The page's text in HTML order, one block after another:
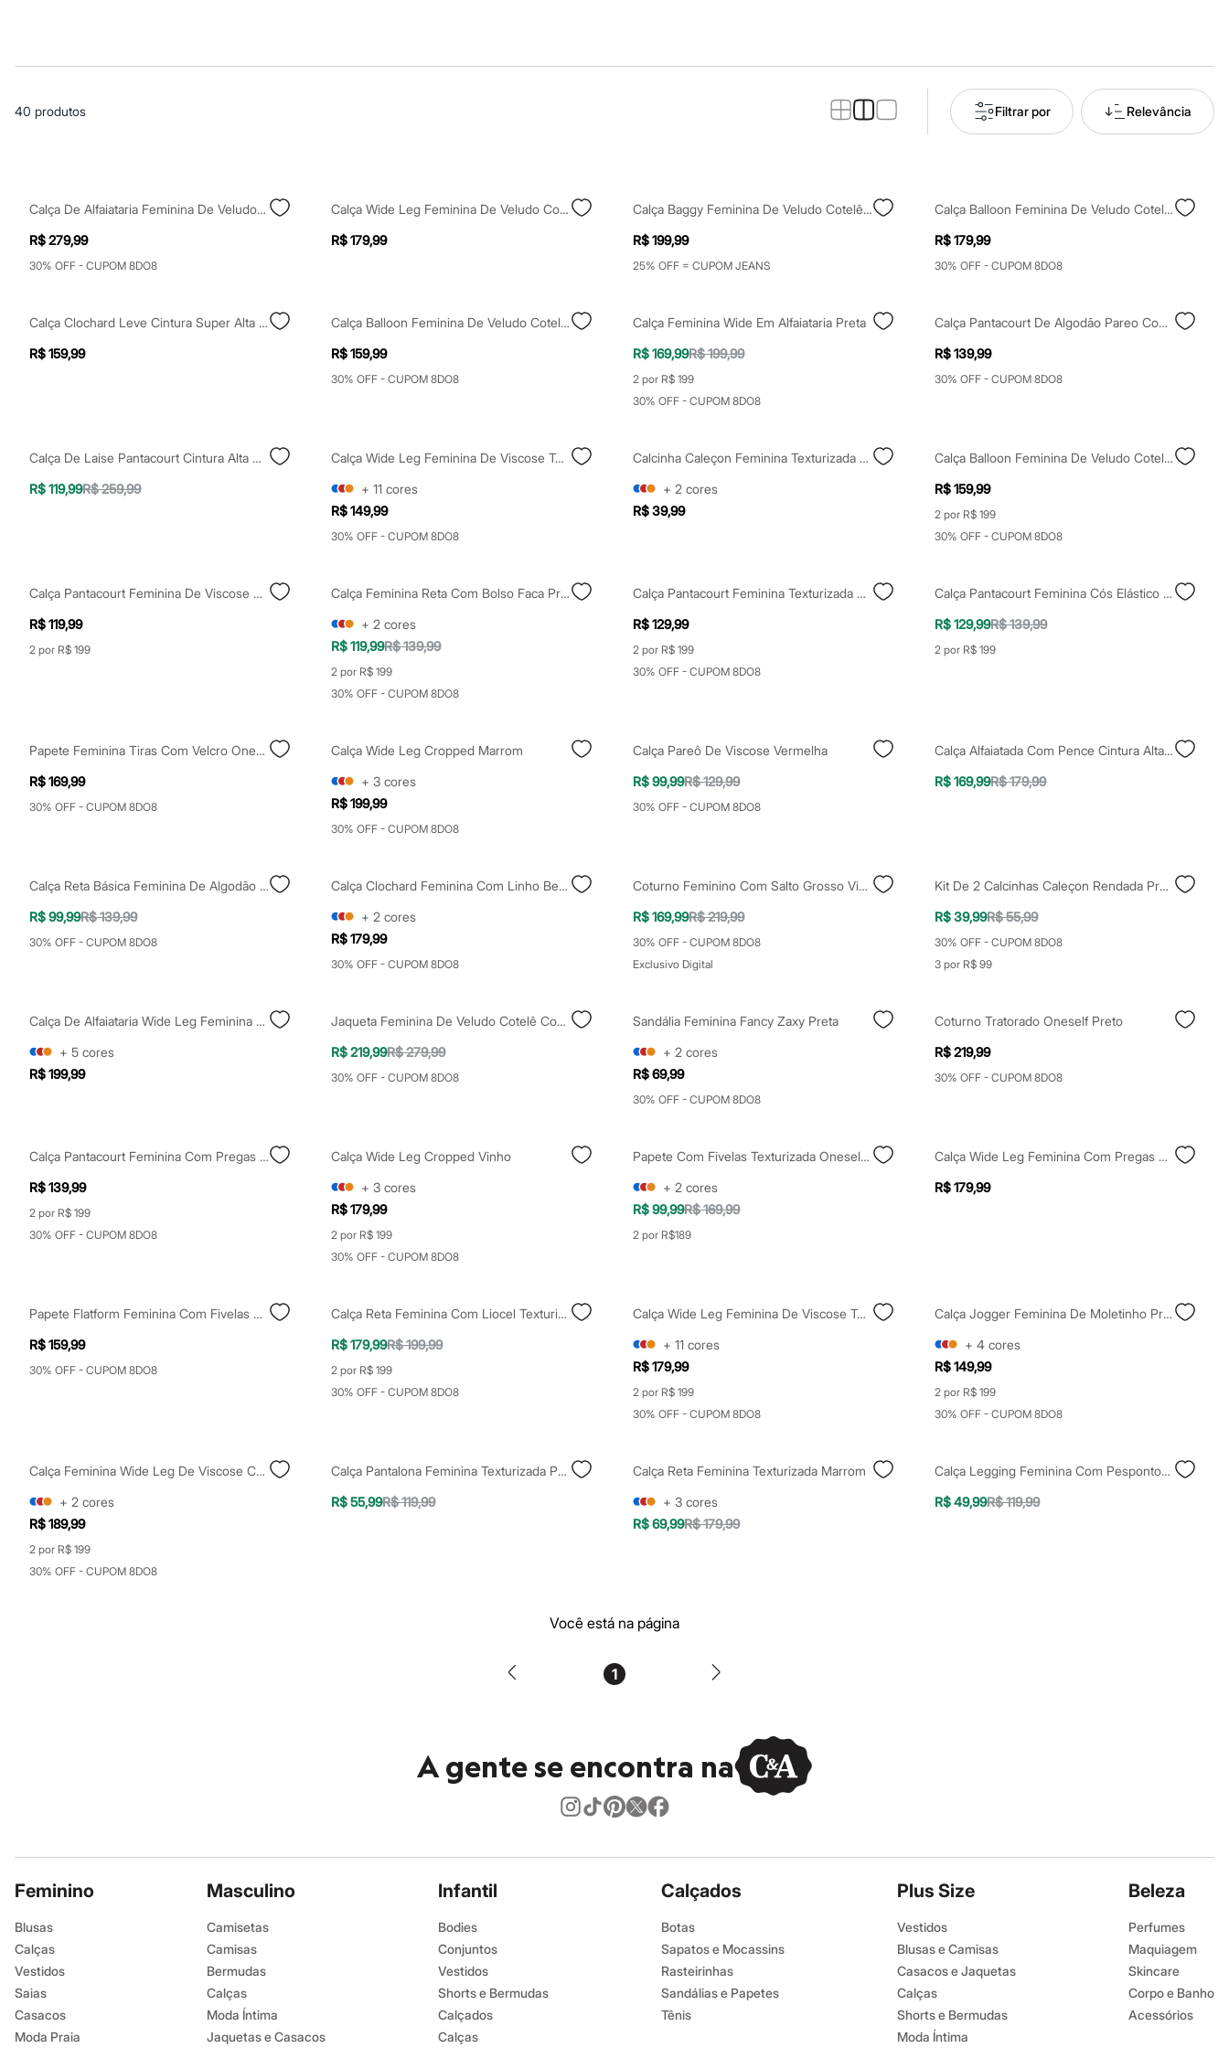
Jeans
Saias
Shorts e Bermudas
Bijoux
Cintos
Óculos
Relógios
Calçados
Rasteirinhas
Sandálias
Sapatilhas
Tênis
Sawary
Yessica
Moda esportiva
Acessórios
Moda íntima
Cintas e Modeladores
Meias
Saídas de praia
Personagens
Plus size
Blusas e Camisetas
Calças
Shorts e Saias
Vestidos
Masculino
Em alta
Dia dos Pais
Camisas
Camisetas e Regatas
Casacos e Jaquetas
Chapéus e Bonés
Carteiras
Óculos
Relógios
Calçados
Sandálias e Papetes
Tênis
Moda esportiva
Acessórios
Bermudas
Cuecas
Pijamas
Moda praia
Personagens
Plus size
Blusas e Camisetas
10 a 16 anos
Roupas menino
0 a 24 meses
Calçados
40 produtos Filtrar por Relevância
Calça De Alfaiataria Feminina De Veludo Cotelê Mindset Marrom
R$ 279,99
30% OFF - CUPOM 8DO8
Calça Wide Leg Feminina De Veludo Cotelê Cintura Média Bege
R$ 179,99
Calça Baggy Feminina De Veludo Cotelê Cintura Alta Marrom
R$ 199,99
25% OFF = CUPOM JEANS
Calça Balloon Feminina De Veludo Cotelê Cós Elástico Off White
R$ 179,99
30% OFF - CUPOM 8DO8
Calça Clochard Leve Cintura Super Alta Preto
R$ 159,99
Calça Balloon Feminina De Veludo Cotelê Off White
R$ 159,99
30% OFF - CUPOM 8DO8
Calça Feminina Wide Em Alfaiataria Preta
R$ 169,99R$ 199,99
2 por R$ 199
30% OFF - CUPOM 8DO8
Calça Pantacourt De Algodão Pareo Com Nó Cintura Super Alta Azul
R$ 139,99
30% OFF - CUPOM 8DO8
Calça De Laise Pantacourt Cintura Alta Preta
R$ 119,99R$ 259,99
Calça Wide Leg Feminina De Viscose Texturizada Preta
+ 11 cores
R$ 149,99
30% OFF - CUPOM 8DO8
Calcinha Caleçon Feminina Texturizada Demillus Preta
+ 2 cores
R$ 39,99
Calça Balloon Feminina De Veludo Cotelê Cós Elástico Marrom
R$ 159,99
2 por R$ 199
30% OFF - CUPOM 8DO8
Calça Pantacourt Feminina De Viscose Com Pregas Azul
R$ 119,99
2 por R$ 199
Calça Feminina Reta Com Bolso Faca Preta
+ 2 cores
R$ 119,99R$ 139,99
2 por R$ 199
30% OFF - CUPOM 8DO8
Calça Pantacourt Feminina Texturizada Marrom
R$ 129,99
2 por R$ 199
30% OFF - CUPOM 8DO8
Calça Pantacourt Feminina Cós Elástico Marrom
R$ 129,99R$ 139,99
2 por R$ 199
Papete Feminina Tiras Com Velcro Oneself Preto
R$ 169,99
30% OFF - CUPOM 8DO8
Calça Wide Leg Cropped Marrom
+ 3 cores
R$ 199,99
30% OFF - CUPOM 8DO8
Calça Pareô De Viscose Vermelha
R$ 99,99R$ 129,99
30% OFF - CUPOM 8DO8
Calça Alfaiatada Com Pence Cintura Alta Vermelho Escuro
R$ 169,99R$ 179,99
Calça Reta Básica Feminina De Algodão Marrom
R$ 99,99R$ 139,99
30% OFF - CUPOM 8DO8
Calça Clochard Feminina Com Linho Bege
+ 2 cores
R$ 179,99
30% OFF - CUPOM 8DO8
Coturno Feminino Com Salto Grosso Via Uno Preto
R$ 169,99R$ 219,99
30% OFF - CUPOM 8DO8
Exclusivo Digital
Kit De 2 Calcinhas Caleçon Rendada Preta
R$ 39,99R$ 55,99
30% OFF - CUPOM 8DO8
3 por R$ 99
Calça De Alfaiataria Wide Leg Feminina Com Pregas Preta
+ 5 cores
R$ 199,99
Jaqueta Feminina De Veludo Cotelê Com Bolsos Marrom
R$ 219,99R$ 279,99
30% OFF - CUPOM 8DO8
Sandália Feminina Fancy Zaxy Preta
+ 2 cores
R$ 69,99
30% OFF - CUPOM 8DO8
Coturno Tratorado Oneself Preto
R$ 219,99
30% OFF - CUPOM 8DO8
Calça Pantacourt Feminina Com Pregas Marrom
R$ 139,99
2 por R$ 199
30% OFF - CUPOM 8DO8
Calça Wide Leg Cropped Vinho
+ 3 cores
R$ 179,99
2 por R$ 199
30% OFF - CUPOM 8DO8
Papete Com Fivelas Texturizada Oneself Preta
+ 2 cores
R$ 99,99R$ 169,99
2 por R$189
Calça Wide Leg Feminina Com Pregas E Fivela Preta
R$ 179,99
Papete Flatform Feminina Com Fivelas Oneself Preta
R$ 159,99
30% OFF - CUPOM 8DO8
Calça Reta Feminina Com Liocel Texturizada Marrom
R$ 179,99R$ 199,99
2 por R$ 199
30% OFF - CUPOM 8DO8
Calça Wide Leg Feminina De Viscose Texturizada Azul
+ 11 cores
R$ 179,99
2 por R$ 199
30% OFF - CUPOM 8DO8
Calça Jogger Feminina De Moletinho Preta
+ 4 cores
R$ 149,99
2 por R$ 199
30% OFF - CUPOM 8DO8
Calça Feminina Wide Leg De Viscose Com Pregas Off White
+ 2 cores
R$ 189,99
2 por R$ 199
30% OFF - CUPOM 8DO8
Calça Pantalona Feminina Texturizada Preta
R$ 55,99R$ 119,99
Calça Reta Feminina Texturizada Marrom
+ 3 cores
R$ 69,99R$ 179,99
Calça Legging Feminina Com Pespontos Preta
R$ 49,99R$ 119,99
Você está na página
1
A gente se encontra na
Feminino
Blusas
Calças
Vestidos
Saias
Casacos
Moda Praia
Masculino
Camisetas
Camisas
Bermudas
Calças
Moda Íntima
Jaquetas e Casacos
Infantil
Bodies
Conjuntos
Vestidos
Shorts e Bermudas
Calçados
Calças
Calçados
Botas
Sapatos e Mocassins
Rasteirinhas
Sandálias e Papetes
Tênis
Plus Size
Vestidos
Blusas e Camisas
Casacos e Jaquetas
Calças
Shorts e Bermudas
Moda Íntima
Beleza
Perfumes
Maquiagem
Skincare
Corpo e Banho
Acessórios